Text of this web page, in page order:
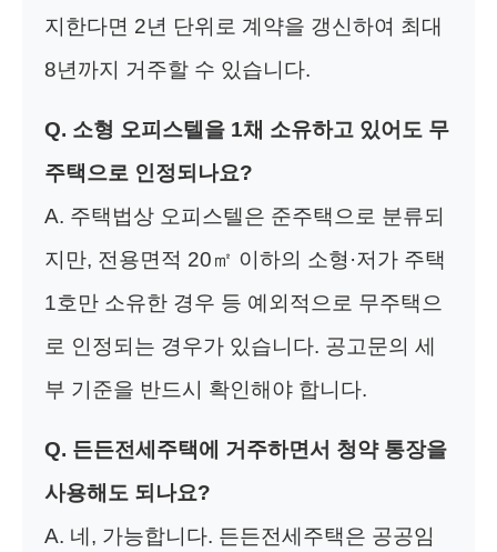
지한다면 2년 단위로 계약을 갱신하여 최대
8년까지 거주할 수 있습니다.
Q. 소형 오피스텔을 1채 소유하고 있어도 무
주택으로 인정되나요?
A. 주택법상 오피스텔은 준주택으로 분류되
지만, 전용면적 20㎡ 이하의 소형·저가 주택
1호만 소유한 경우 등 예외적으로 무주택으
로 인정되는 경우가 있습니다. 공고문의 세
부 기준을 반드시 확인해야 합니다.
Q. 든든전세주택에 거주하면서 청약 통장을
사용해도 되나요?
A. 네, 가능합니다. 든든전세주택은 공공임